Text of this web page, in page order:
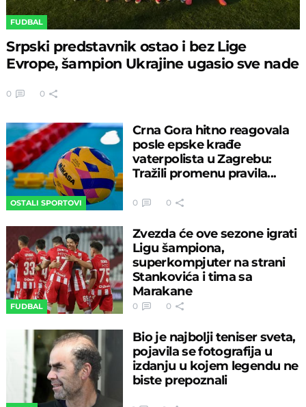
FUDBAL
Srpski predstavnik ostao i bez Lige
Evrope, šampion Ukrajine ugasio sve nade
0 0
OSTALI SPORTOVI
Crna Gora hitno reagovala
posle epske krađe
vaterpolista u Zagrebu:
Tražili promenu pravila...
0 0
FUDBAL
Zvezda će ove sezone igrati
Ligu šampiona,
superkompjuter na strani
Stankovića i tima sa
Marakane
0 0
Bio je najbolji teniser sveta,
pojavila se fotografija u
izdanju u kojem legendu ne
biste prepoznali